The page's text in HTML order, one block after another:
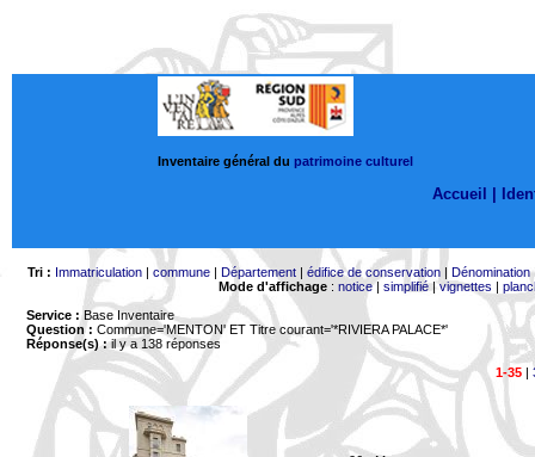
Inventaire général du patrimoine culturel
Accueil |
Tri : Immatriculation| commune| Département| édifice de conservation| Dénomination
Mode d'affichage: notice| simplifié|vignettes |
Service : Base Inventaire
Question : Commune='MENTON' ET Titre courant='*RIVIERA PALACE*'
Réponse(s) :il y a 138 réponses
1-35|